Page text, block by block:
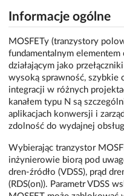
Informacje ogólne
MOSFETy (tranzystory
fundamentalnym
działającym jako
wysoką sprawność, szybkie
integracji w różnych
kanałem typu N są
aplikacjach konwersji i
zdolność do wydajnej
Wybierając tranzystor
inżynierowie biorą pod
dren-źródło (VDSS), prąd
(RDS(on)). Parametr VDSS